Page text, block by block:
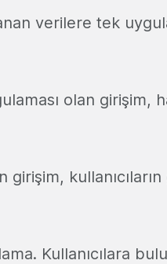
verilere tek
olan girişim,
girişim,
Kullanıcılara